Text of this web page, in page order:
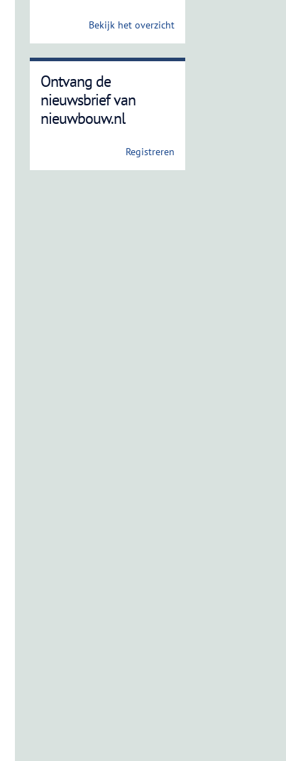
Bekijk het overzicht
Ontvang de
nieuwsbrief van
nieuwbouw.nl
Registreren